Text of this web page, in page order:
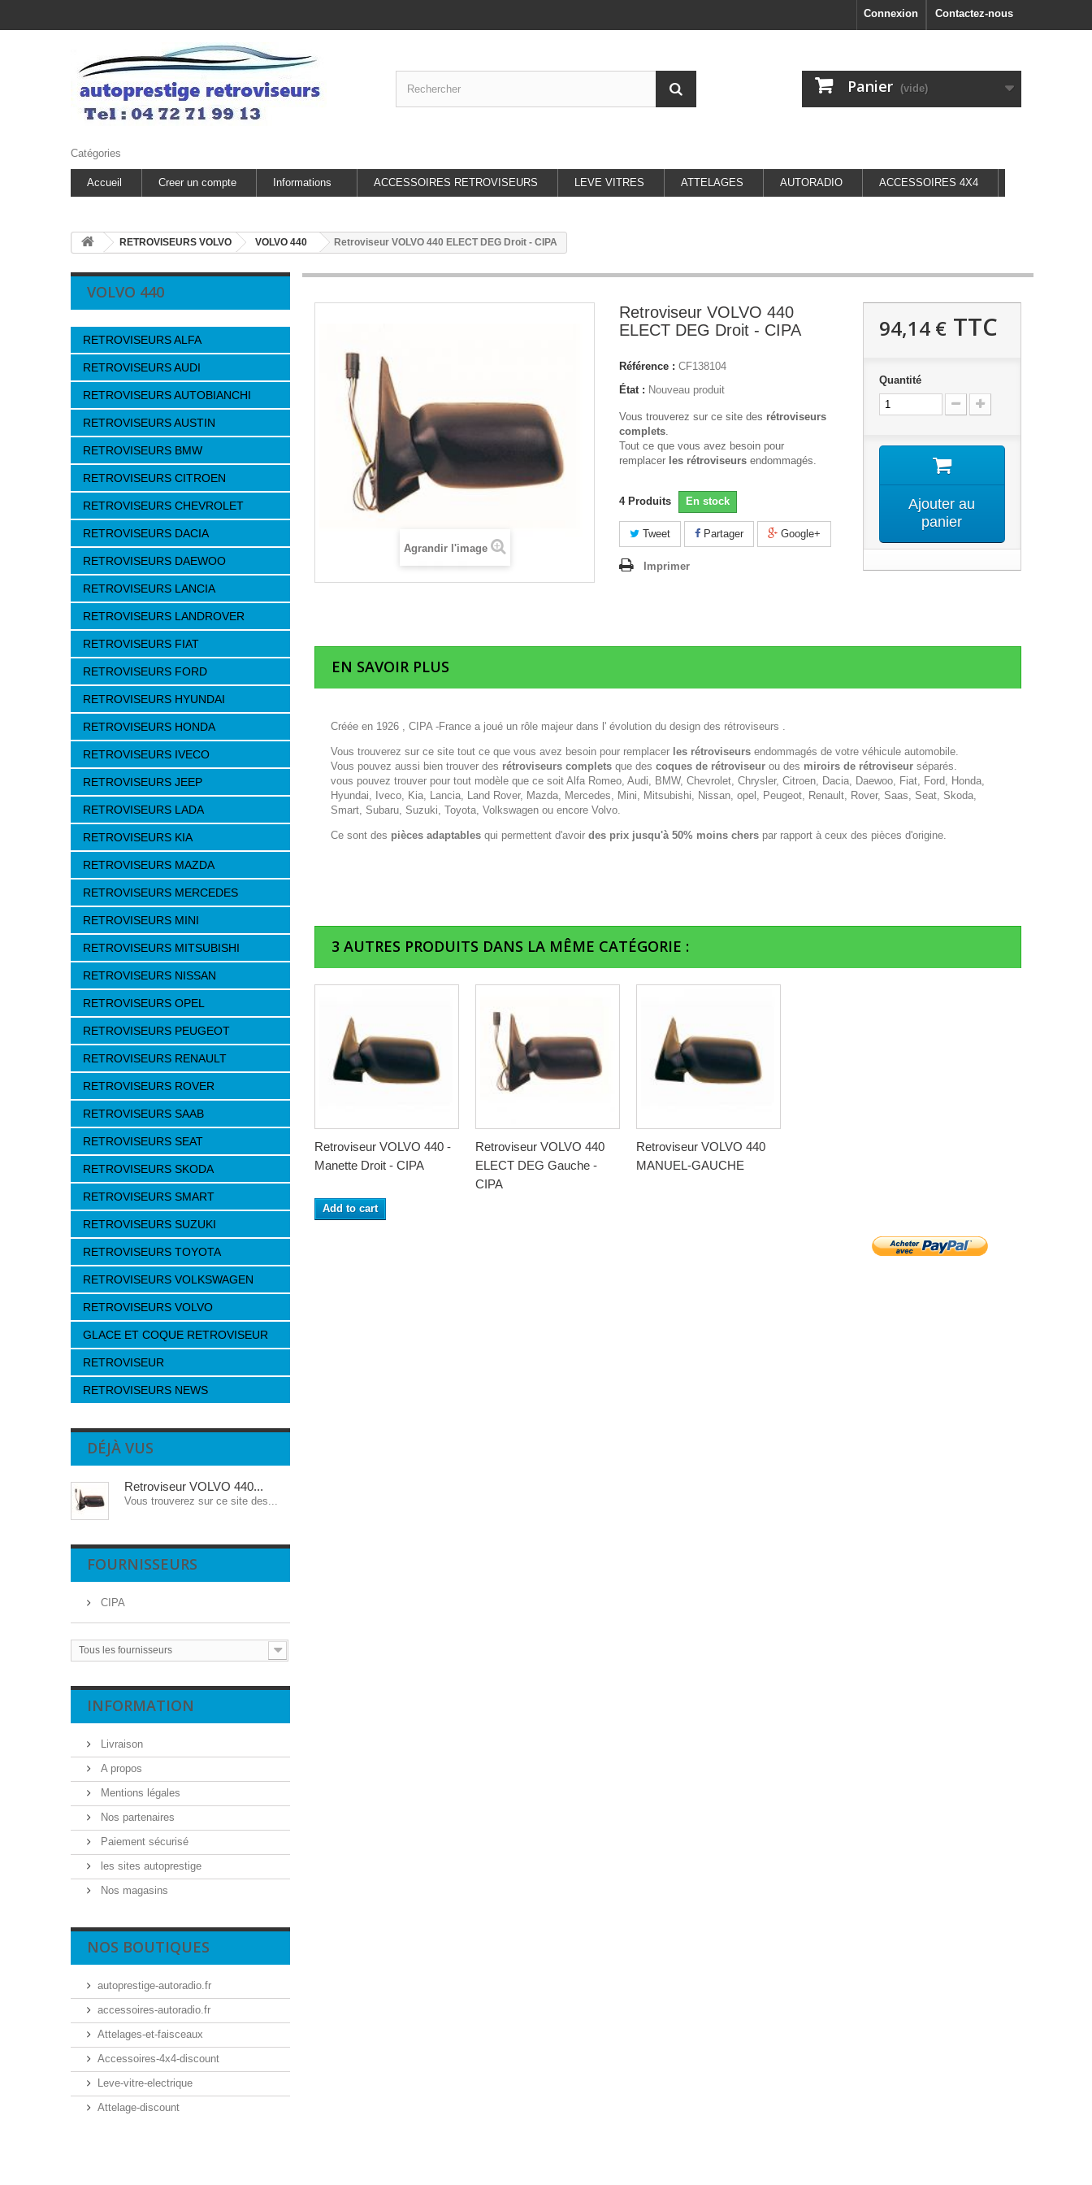
Contactez-nous
Connexion
Panier (vide)
Catégories
Accueil Creer un compte Informations ACCESSOIRES RETROVISEURS LEVE VITRES ATTELAGES AUTORADIO ACCESSOIRES 4X4
RETROVISEURS VOLVO VOLVO 440 Retroviseur VOLVO 440 ELECT DEG Droit - CIPA
VOLVO 440
RETROVISEURS ALFA
RETROVISEURS AUDI
RETROVISEURS AUTOBIANCHI
RETROVISEURS AUSTIN
RETROVISEURS BMW
RETROVISEURS CITROEN
RETROVISEURS CHEVROLET
RETROVISEURS DACIA
RETROVISEURS DAEWOO
RETROVISEURS LANCIA
RETROVISEURS LANDROVER
RETROVISEURS FIAT
RETROVISEURS FORD
RETROVISEURS HYUNDAI
RETROVISEURS HONDA
RETROVISEURS IVECO
RETROVISEURS JEEP
RETROVISEURS LADA
RETROVISEURS KIA
RETROVISEURS MAZDA
RETROVISEURS MERCEDES
RETROVISEURS MINI
RETROVISEURS MITSUBISHI
RETROVISEURS NISSAN
RETROVISEURS OPEL
RETROVISEURS PEUGEOT
RETROVISEURS RENAULT
RETROVISEURS ROVER
RETROVISEURS SAAB
RETROVISEURS SEAT
RETROVISEURS SKODA
RETROVISEURS SMART
RETROVISEURS SUZUKI
RETROVISEURS TOYOTA
RETROVISEURS VOLKSWAGEN
RETROVISEURS VOLVO
GLACE ET COQUE RETROVISEUR
RETROVISEUR
RETROVISEURS NEWS
DÉJÀ VUS
Retroviseur VOLVO 440...
Vous trouverez sur ce site des...
FOURNISSEURS
CIPA
Tous les fournisseurs
INFORMATION
Livraison
A propos
Mentions légales
Nos partenaires
Paiement sécurisé
les sites autoprestige
Nos magasins
NOS BOUTIQUES
autoprestige-autoradio.fr
accessoires-autoradio.fr
Attelages-et-faisceaux
Accessoires-4x4-discount
Leve-vitre-electrique
Attelage-discount
Agrandir l'image
Retroviseur VOLVO 440
ELECT DEG Droit - CIPA
Référence : CF138104
État : Nouveau produit
Vous trouverez sur ce site des rétroviseurs
complets.
Tout ce que vous avez besoin pour
remplacer les rétroviseurs endommagés.
4 Produits En stock
Tweet Partager Google+
Imprimer
94,14 €TTC
Quantité
Ajouter au
panier
EN SAVOIR PLUS
Créée en 1926 , CIPA -France a joué un rôle majeur dans l' évolution du design des rétroviseurs .
Vous trouverez sur ce site tout ce que vous avez besoin pour remplacer les rétroviseurs endommagés de votre véhicule automobile.
Vous pouvez aussi bien trouver des rétroviseurs complets que des coques de rétroviseur ou des miroirs de rétroviseur séparés.
vous pouvez trouver pour tout modèle que ce soit Alfa Romeo, Audi, BMW, Chevrolet, Chrysler, Citroen, Dacia, Daewoo, Fiat, Ford, Honda,
Hyundai, Iveco, Kia, Lancia, Land Rover, Mazda, Mercedes, Mini, Mitsubishi, Nissan, opel, Peugeot, Renault, Rover, Saas, Seat, Skoda,
Smart, Subaru, Suzuki, Toyota, Volkswagen ou encore Volvo.
Ce sont des pièces adaptables qui permettent d'avoir des prix jusqu'à 50% moins chers par rapport à ceux des pièces d'origine.
3 AUTRES PRODUITS DANS LA MÊME CATÉGORIE :
Retroviseur VOLVO 440 -
Manette Droit - CIPA
Add to cart
Retroviseur VOLVO 440
ELECT DEG Gauche -
CIPA
Retroviseur VOLVO 440
MANUEL-GAUCHE